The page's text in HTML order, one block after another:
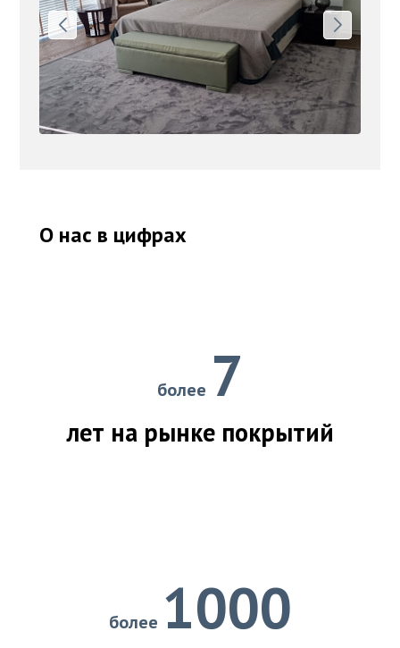
О нас в цифрах
более 7
лет на рынке покрытий
более 1000